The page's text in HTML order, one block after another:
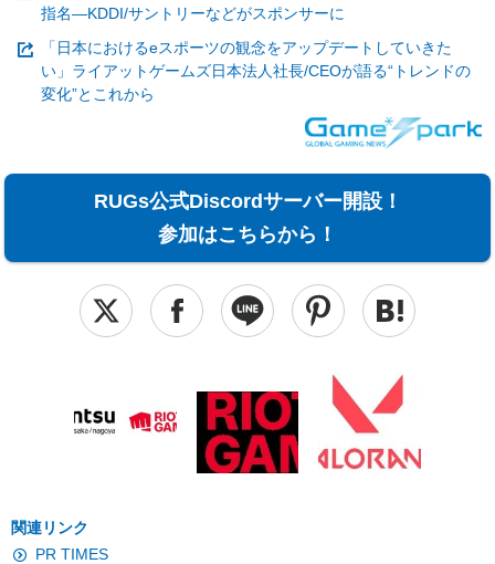
指名―KDDI/サントリーなどがスポンサーに
「日本におけるeスポーツの観念をアップデートしていきた
い」ライアットゲームズ日本法人社長/CEOが語る“トレンドの
変化”とこれから
RUGs公式Discordサーバー開設！
参加はこちらから！
関連リンク
PR TIMES